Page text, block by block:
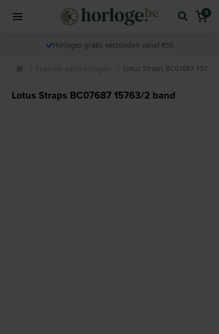
0
Horloges gratis verzonden vanaf €50
Speciale aanbiedingen Lotus Straps BC07687
Lotus Straps BC07687 15763/2 band